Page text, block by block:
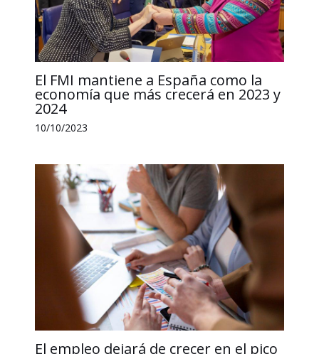
El FMI mantiene a España como la
economía que más crecerá en 2023 y
2024
10/10/2023
El empleo dejará de crecer en el pico